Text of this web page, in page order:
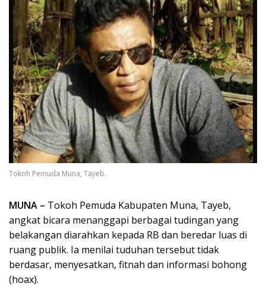
Tokoh Pemuda Muna, Tayeb.
MUNA – Tokoh Pemuda Kabupaten Muna, Tayeb,
angkat bicara menanggapi berbagai tudingan yang
belakangan diarahkan kepada RB dan beredar luas di
ruang publik. Ia menilai tuduhan tersebut tidak
berdasar, menyesatkan, fitnah dan informasi bohong
(hoax).